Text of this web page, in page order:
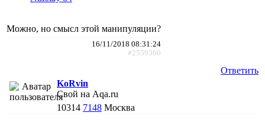
Можно, но смысл этой манипуляции?
16/11/2018 08:31:24
#2559360
Ответить
KoRvin
Свой на Aqa.ru
10314 7148 Москва